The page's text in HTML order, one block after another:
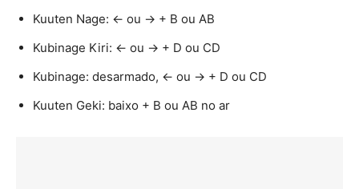
Kuuten Nage: ← ou → + B ou AB
Kubinage Kiri: ← ou → + D ou CD
Kubinage: desarmado, ← ou → + D ou CD
Kuuten Geki: baixo + B ou AB no ar